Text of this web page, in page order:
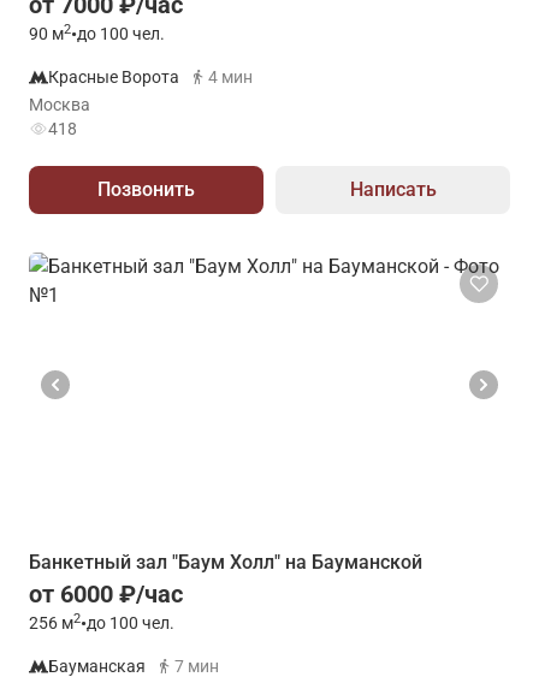
90 м2•до 100 чел.
Красные Ворота
4 мин
Москва
418
Позвонить Написать
Банкетный зал "Баум Холл" на Бауманской
от 6000 ₽/час
256 м2•до 100 чел.
Бауманская
7 мин